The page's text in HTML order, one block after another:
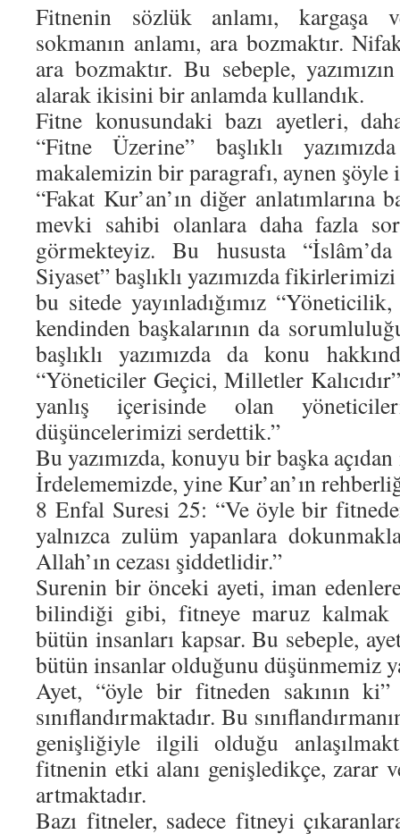
Fitnenin sözlük anlamı, kargaşa
sokmanın anlamı, ara bozmaktır.
ara bozmaktır. Bu sebeple,
alarak ikisini bir anlamda kullandık.
Fitne konusundaki bazı ayetleri,
“Fitne Üzerine” başlıklı
makalemizin bir paragrafı, aynen şöyle
“Fakat Kur’an’ın diğer anlatımlarına
mevki sahibi olanlara daha fazla
görmekteyiz. Bu hususta
Siyaset” başlıklı yazımızda
bu sitede yayınladığımız
kendinden başkalarının da
başlıklı yazımızda da konu
“Yöneticiler Geçici, Milletler Kalıcıdır”
yanlış içerisinde olan
düşüncelerimizi serdettik.”
Bu yazımızda, konuyu bir başka açıdan
İrdelememizde, yine Kur’an’ın
8 Enfal Suresi 25: “Ve öyle bir
yalnızca zulüm yapanlara
Allah’ın cezası şiddetlidir.”
Surenin bir önceki ayeti, iman
bilindiği gibi, fitneye maruz kalmak
bütün insanları kapsar. Bu sebeple,
bütün insanlar olduğunu düşünmemiz
Ayet, “öyle bir fitneden sakının
sınıflandırmaktadır. Bu
genişliğiyle ilgili olduğu
fitnenin etki alanı genişledikçe, zarar
artmaktadır.
Bazı fitneler, sadece fitneyi